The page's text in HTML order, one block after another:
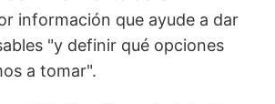
información que ayude a dar
"y definir qué opciones
a tomar".